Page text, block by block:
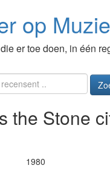
op
er toe doen, in één
the Stone
1980